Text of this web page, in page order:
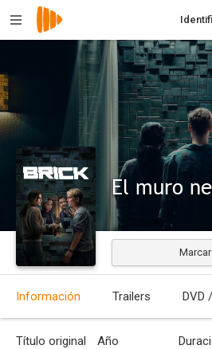
El muro
Información Trailers DVD
Título original Año